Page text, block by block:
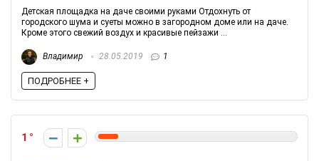
Детская площадка на даче своими руками Отдохнуть от
городского шума и суеты можно в загородном доме или на даче.
Кроме этого свежий воздух и красивые пейзажи ...
Владимир 28.05.2019 1
ПОДРОБНЕЕ +
1